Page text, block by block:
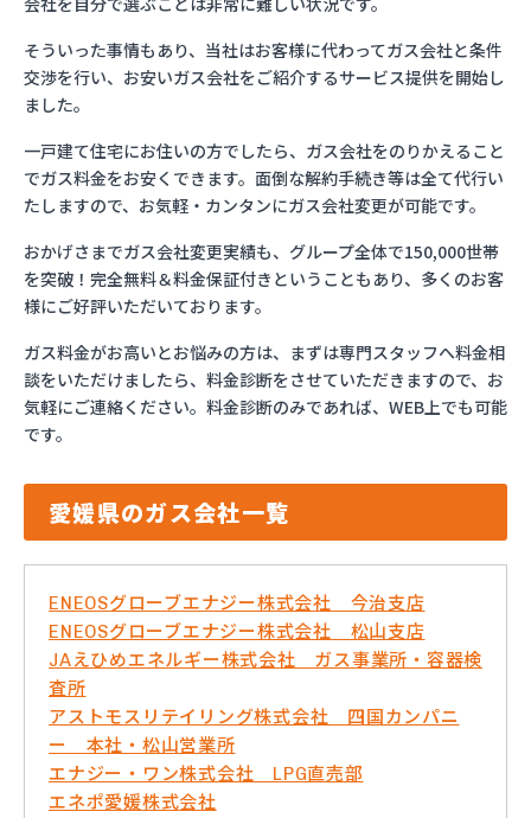
そういった事情もあり、当社はお客様に代わってガス会社と条件
交渉を行い、お安いガス会社をご紹介するサービス提供を開始し
ました。
一戸建て住宅にお住いの方でしたら、ガス会社をのりかえること
でガス料金をお安くできます。面倒な解約手続き等は全て代行い
たしますので、お気軽・カンタンにガス会社変更が可能です。
おかげさまでガス会社変更実績も、グループ全体で150,000世帯
を突破！完全無料＆料金保証付きということもあり、多くのお客
様にご好評いただいております。
ガス料金がお高いとお悩みの方は、まずは専門スタッフへ料金相
談をいただけましたら、料金診断をさせていただきますので、お
気軽にご連絡ください。料金診断のみであれば、WEB上でも可能
です。
愛媛県のガス会社一覧
ENEOSグローブエナジー株式会社 今治支店
ENEOSグローブエナジー株式会社 松山支店
JAえひめエネルギー株式会社 ガス事業所・容器検
査所
アストモスリテイリング株式会社 四国カンパニ
ー 本社・松山営業所
エナジー・ワン株式会社 LPG直売部
エネポ愛媛株式会社